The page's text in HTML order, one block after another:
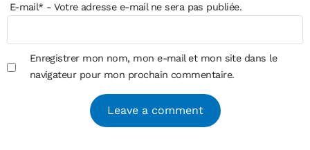
E-mail*- Votre adresse e-mail ne sera pas publiée.
Enregistrer mon nom, mon e-mail et mon site dans le
navigateur pour mon prochain commentaire.